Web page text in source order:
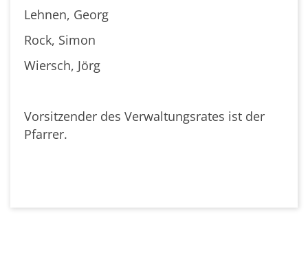
Lehnen, Georg
Rock, Simon
Wiersch, Jörg
Vorsitzender des Verwaltungsrates ist der
Pfarrer.